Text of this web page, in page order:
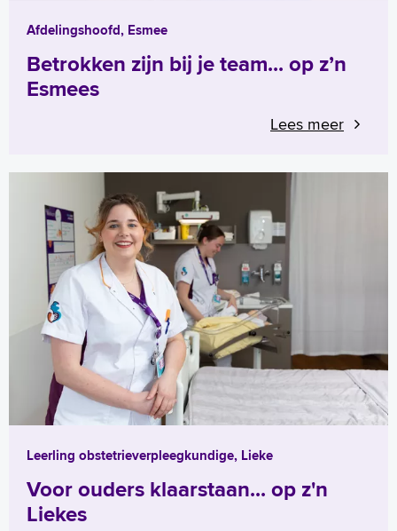
Afdelingshoofd, Esmee
Betrokken zijn bij je team... op z’n
Esmees
Lees meer
Leerling obstetrieverpleegkundige, Lieke
Voor ouders klaarstaan... op z'n
Liekes